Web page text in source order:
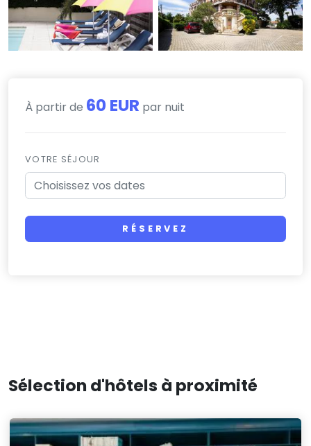
À partir de 60 EUR par nuit
VOTRE SÉJOUR
RÉSERVEZ
Sélection d'hôtels à proximité